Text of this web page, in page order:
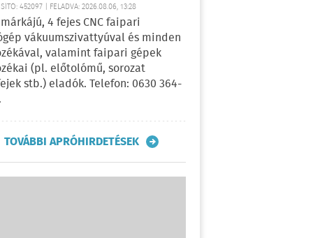
452097 | FELADVA: 2026.08.06, 13:28
márkájú, 4 fejes CNC faipari
vákuumszivattyúval és minden
valamint faipari gépek
(pl. előtolómű, sorozat
stb.) eladók. Telefon: 0630 364-
TOVÁBBI APRÓHIRDETÉSEK